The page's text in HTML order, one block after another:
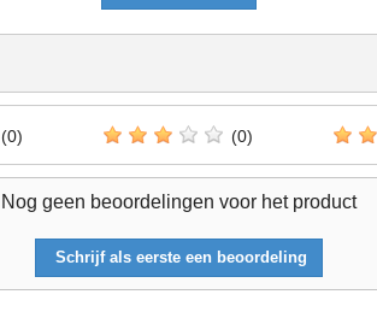
(0) (0)
Nog geen beoordelingen voor het product
Schrijf als eerste een beoordeling